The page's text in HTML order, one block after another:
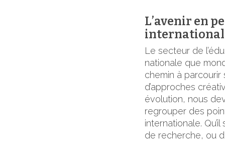
L’avenir en
Le secteur de
nationale que
chemin à parcourir
d’approches
évolution, nous
regrouper des
internationale.
de recherche, ou